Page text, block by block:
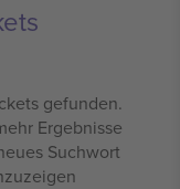
gefunden.
Ergebnisse
Suchwort